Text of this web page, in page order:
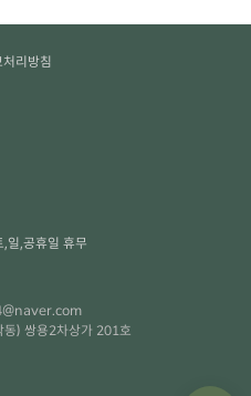
리방침
,일,공휴일 휴무
) 쌍용2차상가 201호